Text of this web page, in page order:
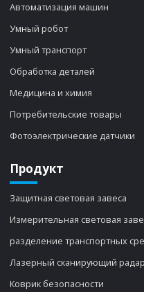
Автоматизация машин
Умный робот
Умный транспорт
Обработка деталей
Медицина и химия
Потребительские товары
Фотоэлектрические датчики
Продукт
Защитная световая завеса
Измерительная световая
разделение транспортных
Лазерный сканирующий радар
Коврик безопасности